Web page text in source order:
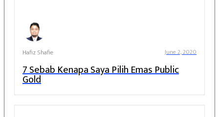
Hafiz Shafie June 2, 2020
7 Sebab Kenapa Saya Pilih Emas Public
Gold